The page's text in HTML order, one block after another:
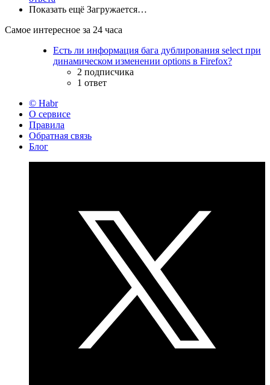
Показать ещё Загружается…
Самое интересное за 24 часа
Есть ли информация бага дублирования select при
динамическом изменении options в Firefox?
2 подписчика
1 ответ
© Habr
О сервисе
Правила
Обратная связь
Блог